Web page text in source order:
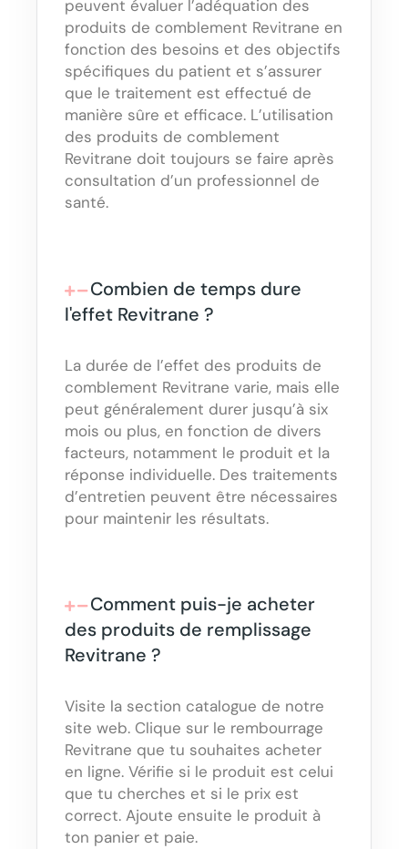
peuvent évaluer l’adéquation des
produits de comblement Revitrane en
fonction des besoins et des objectifs
spécifiques du patient et s’assurer
que le traitement est effectué de
manière sûre et efficace. L’utilisation
des produits de comblement
Revitrane doit toujours se faire après
consultation d’un professionnel de
santé.
Combien de temps dure
l'effet Revitrane ?
La durée de l’effet des produits de
comblement Revitrane varie, mais elle
peut généralement durer jusqu’à six
mois ou plus, en fonction de divers
facteurs, notamment le produit et la
réponse individuelle. Des traitements
d’entretien peuvent être nécessaires
pour maintenir les résultats.
Comment puis-je acheter
des produits de remplissage
Revitrane ?
Visite la section catalogue de notre
site web. Clique sur le rembourrage
Revitrane que tu souhaites acheter
en ligne. Vérifie si le produit est celui
que tu cherches et si le prix est
correct. Ajoute ensuite le produit à
ton panier et paie.